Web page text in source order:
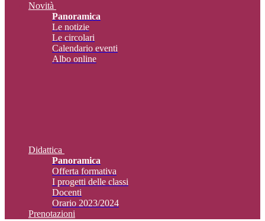
Novità
Panoramica
Le notizie
Le circolari
Calendario eventi
Albo online
Didattica
Panoramica
Offerta formativa
I progetti delle classi
Docenti
Orario 2023/2024
Prenotazioni